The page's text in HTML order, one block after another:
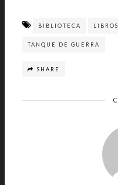
BIBLIOTECA LIBROS
TANQUE DE GUERRA
SHARE